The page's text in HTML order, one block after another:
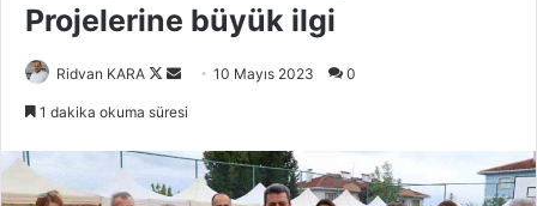
Projelerine büyük ilgi
Ridvan KARA
Follow
Bir
göndermek
10 Mayıs 2023 0
1 dakika okuma süresi